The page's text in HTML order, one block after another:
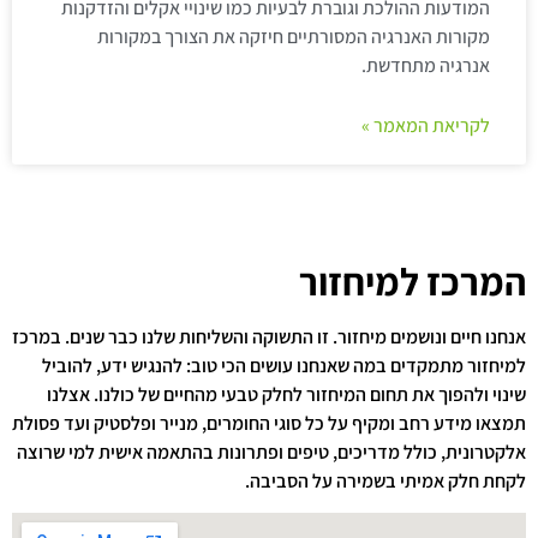
המודעות ההולכת וגוברת לבעיות כמו שינויי אקלים והזדקנות
מקורות האנרגיה המסורתיים חיזקה את הצורך במקורות
אנרגיה מתחדשת.
לקריאת המאמר »
המרכז למיחזור
אנחנו חיים ונושמים מיחזור. זו התשוקה והשליחות שלנו כבר שנים. במרכז
למיחזור מתמקדים במה שאנחנו עושים הכי טוב: להנגיש ידע, להוביל
שינוי ולהפוך את תחום המיחזור לחלק טבעי מהחיים של כולנו. אצלנו
תמצאו מידע רחב ומקיף על כל סוגי החומרים, מנייר ופלסטיק ועד פסולת
אלקטרונית, כולל מדריכים, טיפים ופתרונות בהתאמה אישית למי שרוצה
לקחת חלק אמיתי בשמירה על הסביבה.